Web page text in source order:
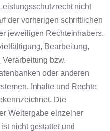
nicht
der vorherigen schriftlichen
jeweiligen Rechteinhabers.
Bearbeitung,
bzw.
oder anderen
Inhalte und Rechte
Die
Weitergabe einzelner
nicht gestattet und